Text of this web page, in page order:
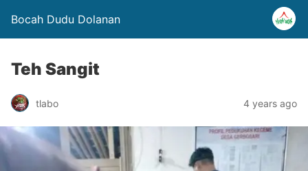
Bocah Dudu Dolanan
Teh Sangit
tlabo 4 years ago